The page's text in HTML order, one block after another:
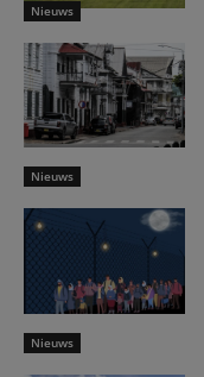
Nieuws
Nieuws
Nieuws